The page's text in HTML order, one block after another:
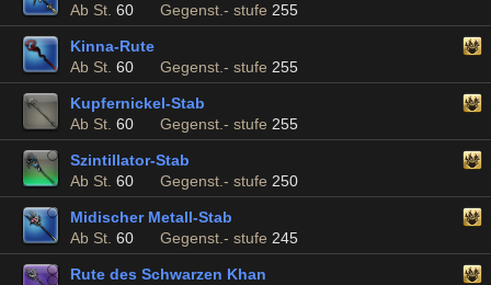
Ab St. 60 Gegenst.- stufe 255
Kinna-Rute
Ab St. 60 Gegenst.- stufe 255
Kupfernickel-Stab
Ab St. 60 Gegenst.- stufe 255
Szintillator-Stab
Ab St. 60 Gegenst.- stufe 250
Midischer Metall-Stab
Ab St. 60 Gegenst.- stufe 245
Rute des Schwarzen Khan